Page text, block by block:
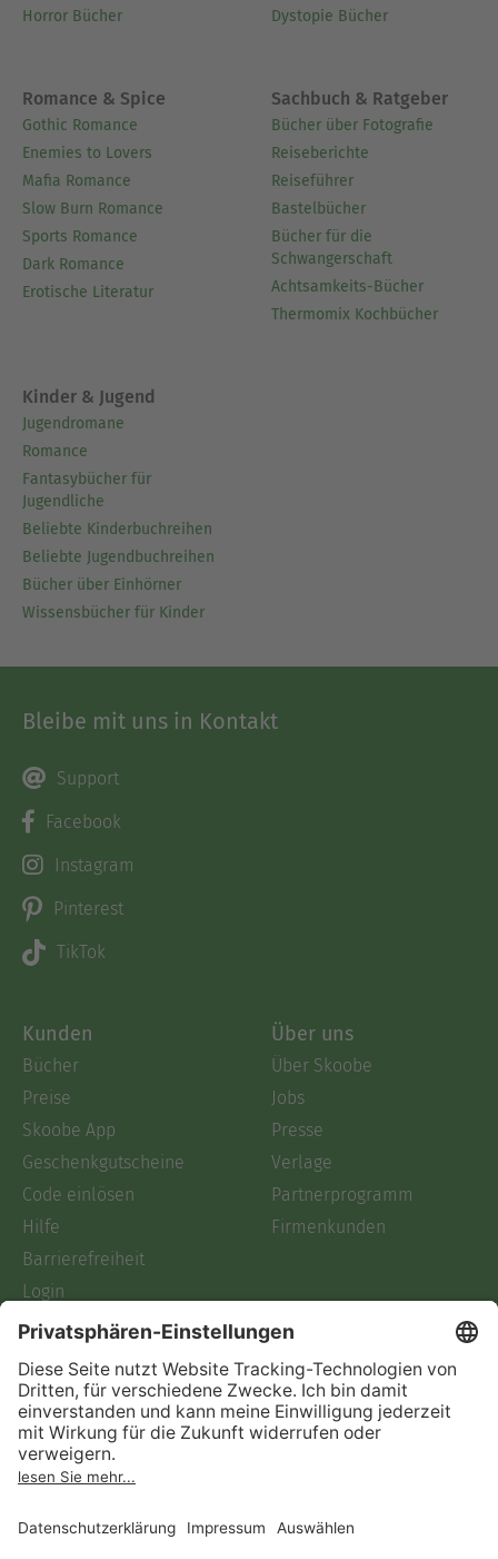
Horror Bücher
Dystopie Bücher
Romance & Spice
Gothic Romance
Enemies to Lovers
Mafia Romance
Slow Burn Romance
Sports Romance
Dark Romance
Erotische Literatur
Sachbuch & Ratgeber
Bücher über Fotografie
Reiseberichte
Reiseführer
Bastelbücher
Bücher für die
Schwangerschaft
Achtsamkeits-Bücher
Thermomix Kochbücher
Kinder & Jugend
Jugendromane
Romance
Fantasybücher für
Jugendliche
Beliebte Kinderbuchreihen
Beliebte Jugendbuchreihen
Bücher über Einhörner
Wissensbücher für Kinder
Bleibe mit uns in Kontakt
Support
Facebook
Instagram
Pinterest
TikTok
Kunden
Bücher
Preise
Skoobe App
Geschenkgutscheine
Code einlösen
Hilfe
Barrierefreiheit
Login
Skoobe liest
Über uns
Über Skoobe
Jobs
Presse
Verlage
Partnerprogramm
Firmenkunden
Rechtliches
Datenschutz
AGB
Informationen nach Data
Act